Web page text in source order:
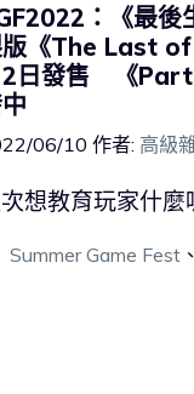
：《最後
《The Last
日發售 《Part
06/10 作者: 高級
想教育玩家什麼
Summer Game Fest、